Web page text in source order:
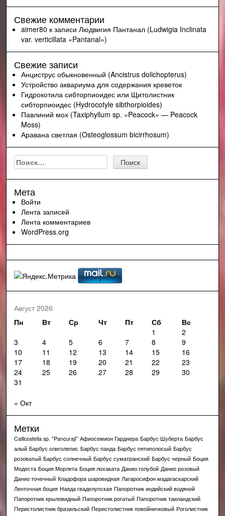
Свежие комментарии
aimer80 к записи Людвигия Пантанал (Ludwigia Inclinata
var. verticillata «Pantanal»)
Свежие записи
Анциструс обыкновенный (Ancistrus dolichopterus)
Устройство аквариума для содержания креветок
Гидрокотила сибторпиоидес или Щитолистник
сибторпиоидес (Hydrocotyle sibthorpioides)
Павлиний мох (Taxiphyllum sp. «Peacock» — Peacock
Moss)
Аравана светлая (Osteoglossum bicirrhosum)
Найти:
Мета
Войти
Лента записей
Лента комментариев
WordPress.org
Август 2026
Пн
Вт Ср Чт Пт Сб
Вс
1
2
3
4 5 6 7 8
9
10
11 12 13 14 15
16
17
18 19 20 21 22
23
24
25 26 27 28 29
30
31
« Окт
Метки
Callicostella sp. "Pancuraji" Афиосемион Гарднера Барбус Шуберта Барбус
алый Барбус олиголепис Барбус панда Барбус пятиполосый Барбус
розоватый Барбус солнечный Барбус суматранский Барбус черный Боция
Модеста Боция Морлета Боция лохаката Данио голубой Данио розовый
Данио точечный Кладофора шаровидная Лагаросифон мадагаскарский
Ленточная боция Наяда гваделупская Папоротник индийский водяной
Папоротник крыловидный Папоротник рогатый Папоротник таиландский
Перистолистник бразильский Перистолистник повойничковый Роголистник